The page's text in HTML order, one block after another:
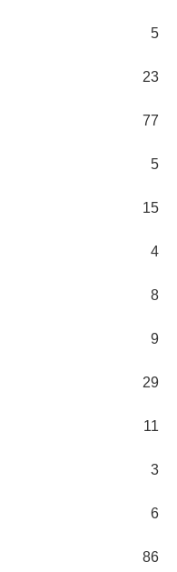
5
23
77
5
15
4
8
9
29
11
3
6
86